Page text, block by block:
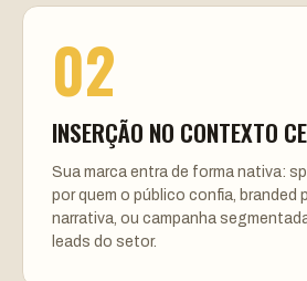
02
INSERÇÃO NO CONTEXTO
Sua marca entra de forma nativa:
por quem o público confia, branded
narrativa, ou campanha
leads do setor.